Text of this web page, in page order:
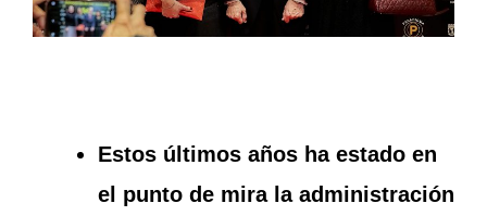
Estos últimos años ha estado en
el punto de mira la administración